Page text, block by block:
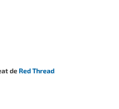
de Red Thread